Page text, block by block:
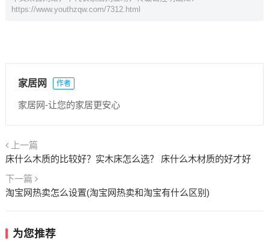
https://www.youthzqw.com/7312.html
家居网 作者
家居网-让您的家居更安心
上一篇
床什么木质的比较好？实木床怎么选？ 床什么木材质的好才好
下一篇
淘宝网热卖怎么设置(淘宝网热卖和淘宝有什么区别)
为您推荐